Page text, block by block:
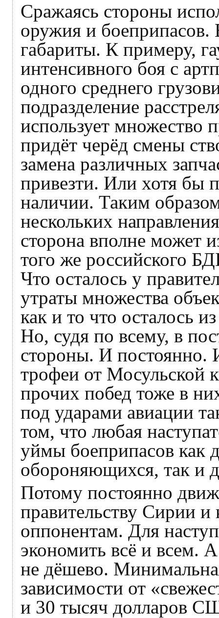
Сражаясь стороны
оружия и боеприпасов.
габариты. К примеру,
интенсивного боя с
одного среднего
подразделение
использует множество
придёт черёд смены
замена различных
привезти. Или хотя бы
наличии. Таким
нескольких
сторона вполне может
того же российского
Что осталось у
утраты множества
как и то что осталось
Но, судя по всему, в
стороны. И постоянно.
трофеи от Мосульской
прочих побед тоже в
под ударами авиации
том, что любая
уймы боеприпасов как
обороняющихся, так и
Потому постоянно
правительству Сирии и
оппонентам. Для
экономить всё и всем.
не дёшево.
зависимости от
и 30 тысяч долларов